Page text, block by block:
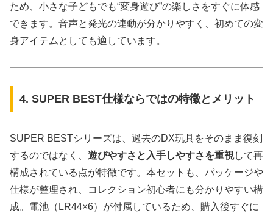
ため、小さな子どもでも“変身遊び”の楽しさをすぐに体感
できます。音声と発光の連動が分かりやすく、初めての変
身アイテムとしても適しています。
4. SUPER BEST仕様ならではの特徴とメリット
SUPER BESTシリーズは、過去のDX玩具をそのまま復刻
するのではなく、 遊びやすさと入手しやすさを重視して再
構成されている点が特徴です。本セットも、パッケージや
仕様が整理され、コレクション初心者にも分かりやすい構
成。電池（LR44×6）が付属しているため、購入後すぐに